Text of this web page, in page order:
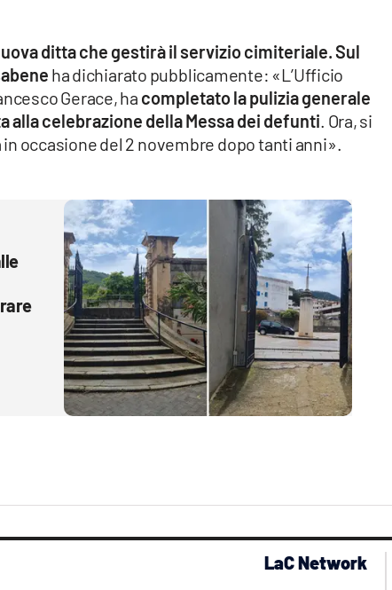
ditta che gestirà il servizio cimiteriale. Sul
ha dichiarato pubblicamente: «L’Ufficio
Gerace, ha completato la pulizia generale
alla celebrazione della Messa dei defunti. Ora, si
occasione del 2 novembre dopo tanti anni».
LaC Network